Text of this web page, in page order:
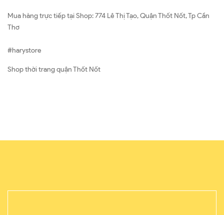
Mua hàng trực tiếp tại Shop: 774 Lê Thị Tạo, Quận Thốt Nốt, Tp Cần
Thơ
#harystore
Shop thời trang quận Thốt Nốt